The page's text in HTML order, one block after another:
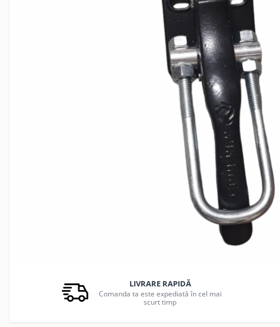
LIVRARE RAPIDĂ
Comanda ta este expediată în cel mai
scurt timp